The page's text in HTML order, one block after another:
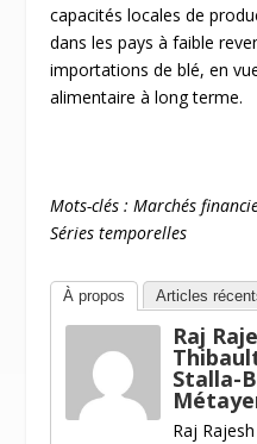
capacités locales de
dans les pays à faible
importations de blé, en
alimentaire à long terme.
Mots-clés : Marchés
Séries temporelles
À propos Articles
Raj
Stalla-
Raj